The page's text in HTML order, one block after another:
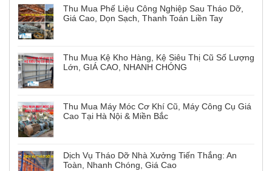
Thu Mua Phế Liệu Công Nghiệp Sau Tháo Dỡ,
Giá Cao, Dọn Sạch, Thanh Toán Liền Tay
Thu Mua Kệ Kho Hàng, Kệ Siêu Thị Cũ Số Lượng
Lớn, GIÁ CAO, NHANH CHÓNG
Thu Mua Máy Móc Cơ Khí Cũ, Máy Công Cụ Giá
Cao Tại Hà Nội & Miền Bắc
Dịch Vụ Tháo Dỡ Nhà Xưởng Tiến Thắng: An
Toàn, Nhanh Chóng, Giá Cao